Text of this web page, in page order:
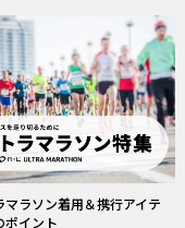
マラソン着用＆携行アイテ
ポイント